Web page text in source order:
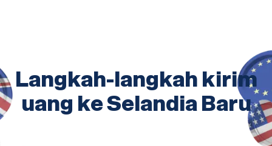
Langkah-langkah kirim
uang ke Selandia Baru